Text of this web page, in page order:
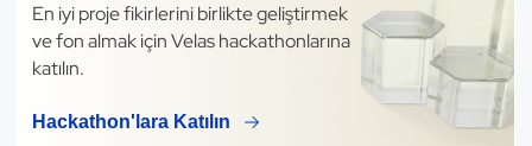
En iyi proje fikirlerini birlikte geliştirmek
ve fon almak için Velas hackathonlarına
katılın.
Hackathon'lara Katılın